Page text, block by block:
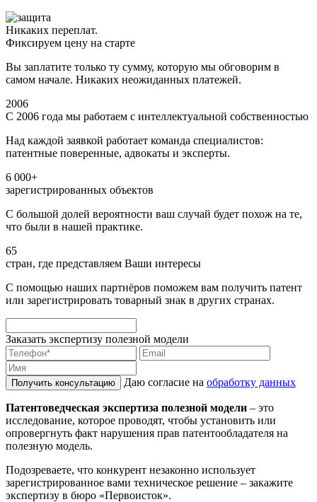
Никаких переплат.
Фиксируем цену на старте
Вы заплатите только ту сумму, которую мы обговорим в
самом начале. Никаких неожиданных платежей.
2006
С 2006 года мы работаем с интеллектуальной собственностью
Над каждой заявкой работает команда специалистов:
патентные поверенные, адвокаты и эксперты.
6 000+
зарегистрированных объектов
С большой долей вероятности ваш случай будет похож на те,
что были в нашей практике.
65
стран, где представляем Ваши интересы
С помощью наших партнёров поможем вам получить патент
или зарегистрировать товарный знак в других странах.
Заказать экспертизу полезной модели
Получить консультацию Даю согласие на обработку данных
Патентоведческая экспертиза полезной модели – это
исследование, которое проводят, чтобы установить или
опровергнуть факт нарушения прав патентообладателя на
полезную модель.
Подозреваете, что конкурент незаконно использует
зарегистрированное вами техническое решение – закажите
экспертизу в бюро «Первоисток».